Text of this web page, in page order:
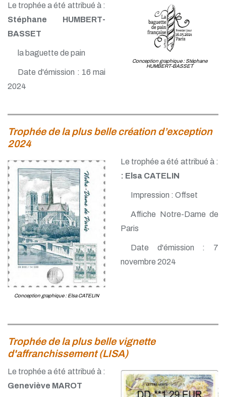
Le trophée a été attribué à :
Stéphane HUMBERT-
BASSET
la baguette de pain
Date d'émission : 16 mai
2024
Conception graphique : Stéphane
HUMBERT-BASSET
Trophée de la plus belle création d’exception
2024
Conception graphique : Elsa CATELIN
Le trophée a été attribué à :
: Elsa CATELIN
Impression : Offset
Affiche Notre-Dame de
Paris
Date d'émission : 7
novembre 2024
Trophée de la plus belle vignette
d'affranchissement (LISA)
Le trophée a été attribué à :
Geneviève MAROT